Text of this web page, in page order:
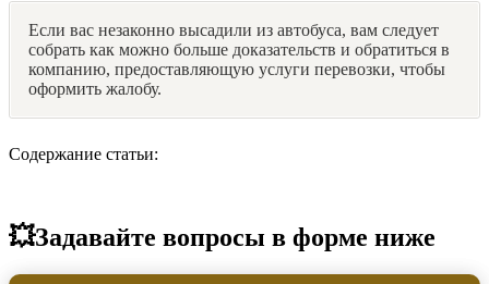
Если вас незаконно высадили из автобуса, вам следует
собрать как можно больше доказательств и обратиться в
компанию, предоставляющую услуги перевозки, чтобы
оформить жалобу.
Содержание статьи:
💥Задавайте вопросы в форме ниже